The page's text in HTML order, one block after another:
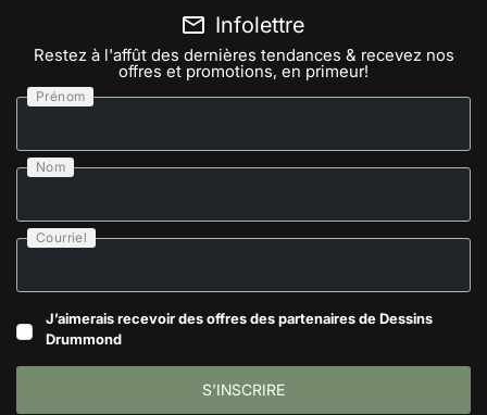
Infolettre
Restez à l'affût des dernières tendances & recevez nos
offres et promotions, en primeur!
Prénom
Nom
Courriel
J’aimerais recevoir des offres des partenaires de Dessins
Drummond
S'INSCRIRE